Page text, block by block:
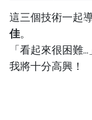
這三個技術一起
佳。
「看起來很困難
我將十分高興！